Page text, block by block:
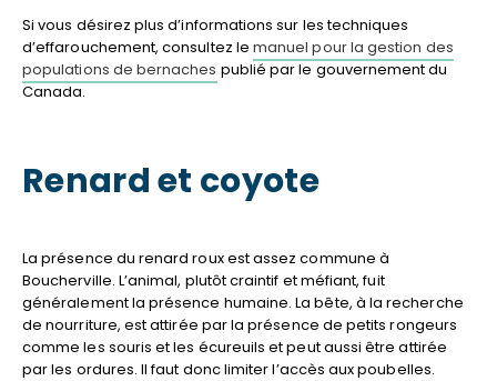
Si vous désirez plus d’informations sur les techniques
d’effarouchement, consultez lemanuel pour la gestion des
populations de bernaches publié par le gouvernement du
Canada.
Renard et coyote
La présence du renard roux est assez commune à
Boucherville. L’animal, plutôt craintif et méfiant, fuit
généralement la présence humaine. La bête, à la recherche
de nourriture, est attirée par la présence de petits rongeurs
comme les souris et les écureuils et peut aussi être attirée
par les ordures. Il faut donc limiter l’accès aux poubelles.